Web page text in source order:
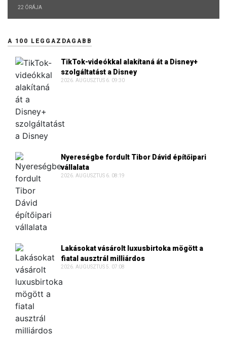
22 ÓRÁJA
A 100 LEGGAZDAGABB
TikTok-videókkal alakítaná át a Disney+
szolgáltatást a Disney
2026. AUGUSZTUS 6. 09:30
Nyereségbe fordult Tibor Dávid építőipari
vállalata
2026. AUGUSZTUS 6. 08:19
Lakásokat vásárolt luxusbirtoka mögött a
fiatal ausztrál milliárdos
2026. AUGUSZTUS 5. 07:08